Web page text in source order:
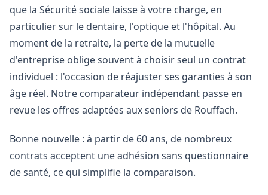
que la Sécurité sociale laisse à votre charge, en
particulier sur le dentaire, l'optique et l'hôpital. Au
moment de la retraite, la perte de la mutuelle
d'entreprise oblige souvent à choisir seul un contrat
individuel : l'occasion de réajuster ses garanties à son
âge réel. Notre comparateur indépendant passe en
revue les offres adaptées aux seniors de Rouffach.
Bonne nouvelle : à partir de 60 ans, de nombreux
contrats acceptent une adhésion sans questionnaire
de santé, ce qui simplifie la comparaison.